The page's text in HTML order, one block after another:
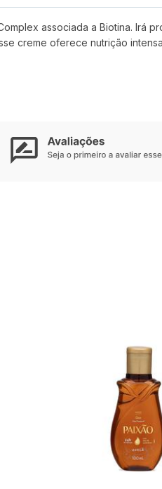
associada a Biotina. Irá
creme oferece nutrição